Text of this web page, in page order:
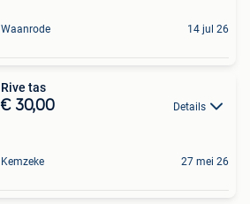
Waanrode 14 jul 26
Rive tas
€ 30,00 Details
Kemzeke 27 mei 26